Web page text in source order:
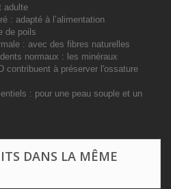
adulte
: adapté à l’alimentation
de poils
: avec des fibres naturelles
normaux : les minéraux
contribuent à préserver l'ossature
: pour une peau souple et un
DANS LA MÊME